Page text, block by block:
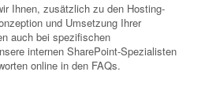
Ihnen, zusätzlich zu den Hosting-
und Umsetzung Ihrer
auch bei spezifischen
internen SharePoint-Spezialisten
online in den FAQs.